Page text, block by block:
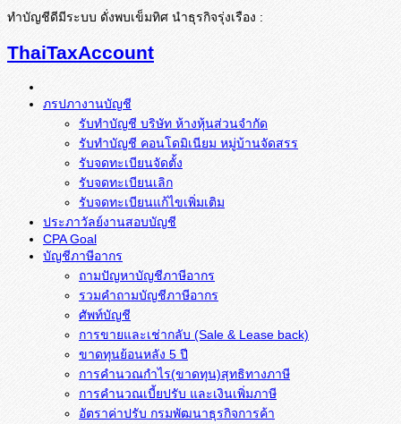
ทำบัญชีดีมีระบบ ดั่งพบเข็มทิศ นำธุรกิจรุ่งเรือง :
ThaiTaxAccount
ภรปภางานบัญชี
รับทำบัญชี บริษัท ห้างหุ้นส่วนจำกัด
รับทำบัญชี คอนโดมิเนียม หมู่บ้านจัดสรร
รับจดทะเบียนจัดตั้ง
รับจดทะเบียนเลิก
รับจดทะเบียนแก้ไขเพิ่มเติม
ประภาวัลย์งานสอบบัญชี
CPA Goal
บัญชีภาษีอากร
ถามปัญหาบัญชีภาษีอากร
รวมคำถามบัญชีภาษีอากร
ศัพท์บัญชี
การขายและเช่ากลับ (Sale & Lease back)
ขาดทุนย้อนหลัง 5 ปี
การคำนวณกำไร(ขาดทุน)สุทธิทางภาษี
การคำนวณเบี้ยปรับ และเงินเพิ่มภาษี
อัตราค่าปรับ กรมพัฒนาธุรกิจการค้า